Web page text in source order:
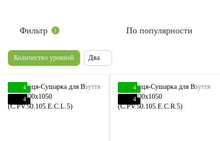
Фильтр 1 По популярности
Количество уровней Два
4
4
4
4